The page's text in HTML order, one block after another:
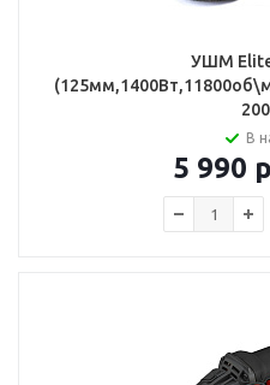
УШМ
В
5 990